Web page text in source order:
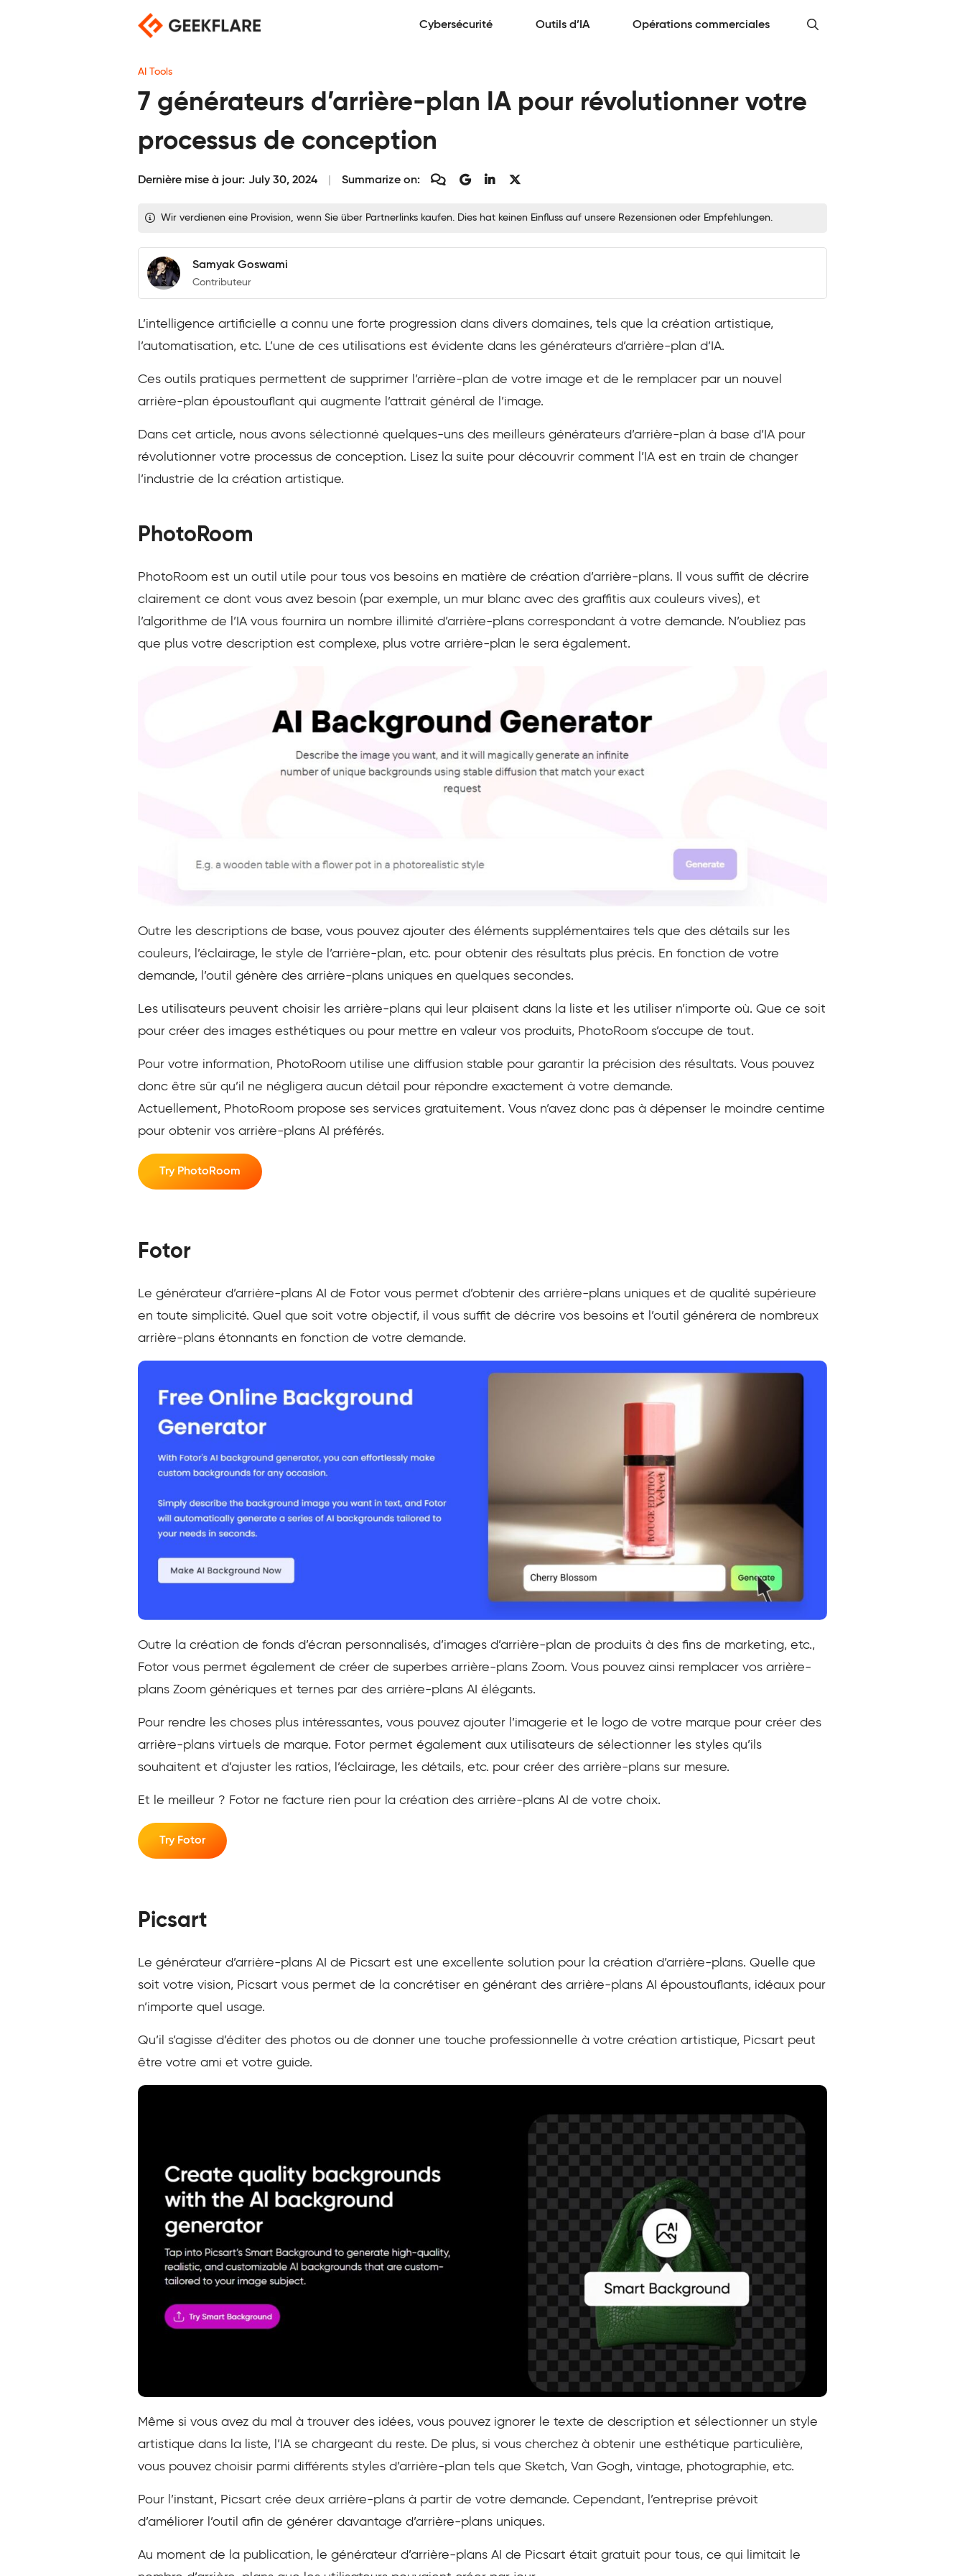
Cybersécurité Outils d’IA Opérations commerciales
AI Tools
7 générateurs d’arrière-plan IA pour révolutionner votre
processus de conception
Dernière mise à jour: July 30, 2024 Summarize on:
Wir verdienen eine Provision, wenn Sie über Partnerlinks kaufen. Dies hat keinen Einfluss auf unsere Rezensionen oder Empfehlungen.
Samyak Goswami
Contributeur
L’intelligence artificielle a connu une forte progression dans divers domaines, tels que la création artistique,
l’automatisation, etc. L’une de ces utilisations est évidente dans les générateurs d’arrière-plan d’IA.
Ces outils pratiques permettent de supprimer l’arrière-plan de votre image et de le remplacer par un nouvel
arrière-plan époustouflant qui augmente l’attrait général de l’image.
Dans cet article, nous avons sélectionné quelques-uns des meilleurs générateurs d’arrière-plan à base d’IA pour
révolutionner votre processus de conception. Lisez la suite pour découvrir comment l’IA est en train de changer
l’industrie de la création artistique.
PhotoRoom
PhotoRoom est un outil utile pour tous vos besoins en matière de création d’arrière-plans. Il vous suffit de décrire
clairement ce dont vous avez besoin (par exemple, un mur blanc avec des graffitis aux couleurs vives), et
l’algorithme de l’IA vous fournira un nombre illimité d’arrière-plans correspondant à votre demande. N’oubliez pas
que plus votre description est complexe, plus votre arrière-plan le sera également.
Outre les descriptions de base, vous pouvez ajouter des éléments supplémentaires tels que des détails sur les
couleurs, l’éclairage, le style de l’arrière-plan, etc. pour obtenir des résultats plus précis. En fonction de votre
demande, l’outil génère des arrière-plans uniques en quelques secondes.
Les utilisateurs peuvent choisir les arrière-plans qui leur plaisent dans la liste et les utiliser n’importe où. Que ce soit
pour créer des images esthétiques ou pour mettre en valeur vos produits, PhotoRoom s’occupe de tout.
Pour votre information, PhotoRoom utilise une diffusion stable pour garantir la précision des résultats. Vous pouvez
donc être sûr qu’il ne négligera aucun détail pour répondre exactement à votre demande.
Actuellement, PhotoRoom propose ses services gratuitement. Vous n’avez donc pas à dépenser le moindre centime
pour obtenir vos arrière-plans AI préférés.
Try PhotoRoom
Fotor
Le générateur d’arrière-plans AI de Fotor vous permet d’obtenir des arrière-plans uniques et de qualité supérieure
en toute simplicité. Quel que soit votre objectif, il vous suffit de décrire vos besoins et l’outil générera de nombreux
arrière-plans étonnants en fonction de votre demande.
Outre la création de fonds d’écran personnalisés, d’images d’arrière-plan de produits à des fins de marketing, etc.,
Fotor vous permet également de créer de superbes arrière-plans Zoom. Vous pouvez ainsi remplacer vos arrière-
plans Zoom génériques et ternes par des arrière-plans AI élégants.
Pour rendre les choses plus intéressantes, vous pouvez ajouter l’imagerie et le logo de votre marque pour créer des
arrière-plans virtuels de marque. Fotor permet également aux utilisateurs de sélectionner les styles qu’ils
souhaitent et d’ajuster les ratios, l’éclairage, les détails, etc. pour créer des arrière-plans sur mesure.
Et le meilleur ? Fotor ne facture rien pour la création des arrière-plans AI de votre choix.
Try Fotor
Picsart
Le générateur d’arrière-plans AI de Picsart est une excellente solution pour la création d’arrière-plans. Quelle que
soit votre vision, Picsart vous permet de la concrétiser en générant des arrière-plans AI époustouflants, idéaux pour
n’importe quel usage.
Qu’il s’agisse d’éditer des photos ou de donner une touche professionnelle à votre création artistique, Picsart peut
être votre ami et votre guide.
Même si vous avez du mal à trouver des idées, vous pouvez ignorer le texte de description et sélectionner un style
artistique dans la liste, l’IA se chargeant du reste. De plus, si vous cherchez à obtenir une esthétique particulière,
vous pouvez choisir parmi différents styles d’arrière-plan tels que Sketch, Van Gogh, vintage, photographie, etc.
Pour l’instant, Picsart crée deux arrière-plans à partir de votre demande. Cependant, l’entreprise prévoit
d’améliorer l’outil afin de générer davantage d’arrière-plans uniques.
Au moment de la publication, le générateur d’arrière-plans AI de Picsart était gratuit pour tous, ce qui limitait le